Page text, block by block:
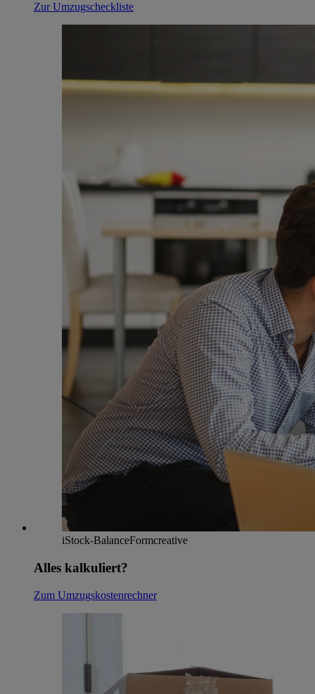
Zur Umzugscheckliste
iStock-BalanceFormcreative
Alles kalkuliert?
Zum Umzugskostenrechner